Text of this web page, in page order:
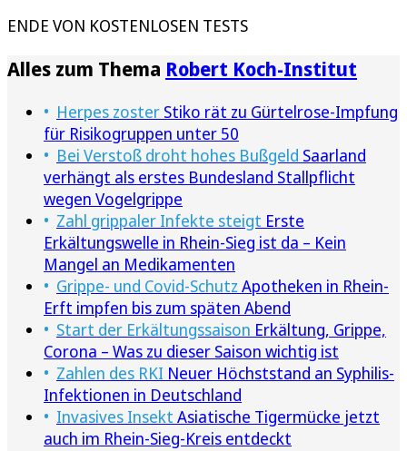
ENDE VON KOSTENLOSEN TESTS
Alles zum Thema Robert Koch-Institut
Herpes zoster Stiko rät zu Gürtelrose-Impfung
für Risikogruppen unter 50
Bei Verstoß droht hohes Bußgeld Saarland
verhängt als erstes Bundesland Stallpflicht
wegen Vogelgrippe
Zahl grippaler Infekte steigt Erste
Erkältungswelle in Rhein-Sieg ist da – Kein
Mangel an Medikamenten
Grippe- und Covid-Schutz Apotheken in Rhein-
Erft impfen bis zum späten Abend
Start der Erkältungssaison Erkältung, Grippe,
Corona – Was zu dieser Saison wichtig ist
Zahlen des RKI Neuer Höchststand an Syphilis-
Infektionen in Deutschland
Invasives Insekt Asiatische Tigermücke jetzt
auch im Rhein-Sieg-Kreis entdeckt